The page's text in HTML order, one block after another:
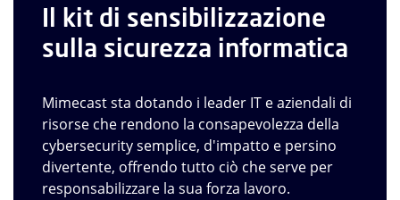
Il kit di sensibilizzazione
sulla sicurezza informatica
Mimecast sta dotando i leader IT e aziendali di
risorse che rendono la consapevolezza della
cybersecurity semplice, d'impatto e persino
divertente, offrendo tutto ciò che serve per
responsabilizzare la sua forza lavoro.